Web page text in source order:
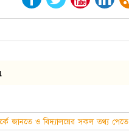
জানতে ও বিদ্যালয়ের সকল তথ্য পেতে